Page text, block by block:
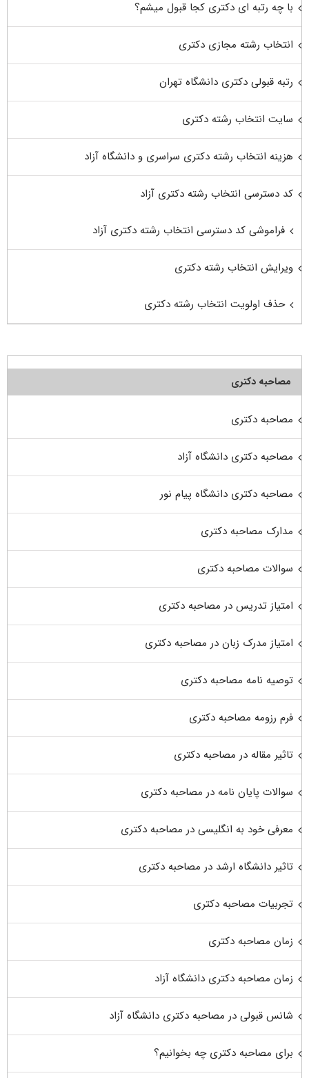
با چه رتبه ای دکتری کجا قبول میشم؟
انتخاب رشته مجازی دکتری
رتبه قبولی دکتری دانشگاه تهران
سایت انتخاب رشته دکتری
هزینه انتخاب رشته دکتری سراسری و دانشگاه آزاد
کد دسترسی انتخاب رشته دکتری آزاد
فراموشی کد دسترسی انتخاب رشته دکتری آزاد
ویرایش انتخاب رشته دکتری
حذف اولویت انتخاب رشته دکتری
مصاحبه دکتری
مصاحبه دکتری
مصاحبه دکتری دانشگاه آزاد
مصاحبه دکتری دانشگاه پیام نور
مدارک مصاحبه دکتری
سوالات مصاحبه دکتری
امتیاز تدریس در مصاحبه دکتری
امتیاز مدرک زبان در مصاحبه دکتری
توصیه نامه مصاحبه دکتری
فرم رزومه مصاحبه دکتری
تاثیر مقاله در مصاحبه دکتری
سوالات پایان نامه در مصاحبه دکتری
معرفی خود به انگلیسی در مصاحبه دکتری
تاثیر دانشگاه ارشد در مصاحبه دکتری
تجربیات مصاحبه دکتری
زمان مصاحبه دکتری
زمان مصاحبه دکتری دانشگاه آزاد
شانس قبولی در مصاحبه دکتری دانشگاه آزاد
برای مصاحبه دکتری چه بخوانیم؟